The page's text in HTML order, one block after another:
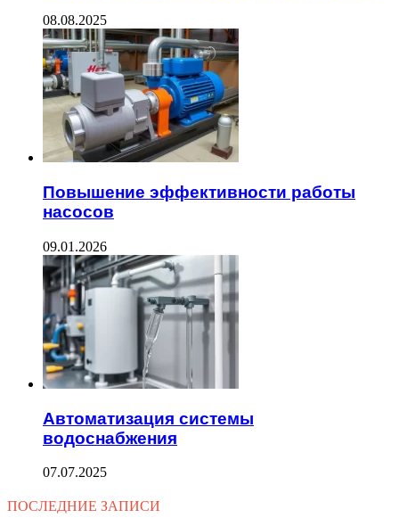
08.08.2025
Повышение эффективности работы
насосов
09.01.2026
Автоматизация системы
водоснабжения
07.07.2025
ПОСЛЕДНИЕ ЗАПИСИ